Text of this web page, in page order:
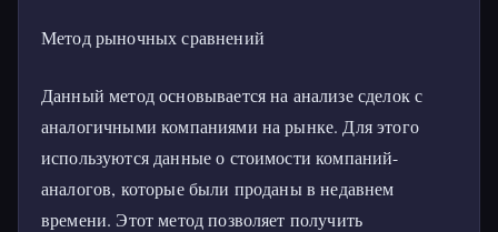
Метод рыночных сравнений
Данный метод основывается на анализе сделок с
аналогичными компаниями на рынке. Для этого
используются данные о стоимости компаний-
аналогов, которые были проданы в недавнем
времени. Этот метод позволяет получить